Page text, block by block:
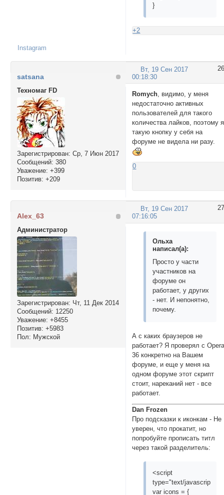
}
+2
Instagram
26
Вт, 19 Сен 2017
00:18:30
satsana
Техномаг FD
Зарегистрирован: Ср, 7 Июн 2017
Сообщений: 380
Уважение: +399
Позитив: +209
Romych, видимо, у меня
недостаточно активных
пользователей для такого
количества лайков, поэтому я
такую кнопку у себя на
форуме не видела ни разу.
0
27
Вт, 19 Сен 2017
07:16:05
Alex_63
Администратор
Зарегистрирован: Чт, 11 Дек 2014
Сообщений: 12250
Уважение: +8455
Позитив: +5983
Пол: Мужской
Ольха
написал(а):
Просто у части
участников на
форуме он
работает, у других
- нет. И непонятно,
почему.
А с каких браузеров не
работает? Я проверял с
36 конкретно на Вашем
форуме, и еще у меня на
одном форуме этот скрипт
стоит, нареканий нет - все
работает.
Dan Frozen
Про подсказки к иконкам - Не
уверен, что прокатит, но
попробуйте прописать титл
через такой разделитель:
<script
type="text/javascript">
var icons = {